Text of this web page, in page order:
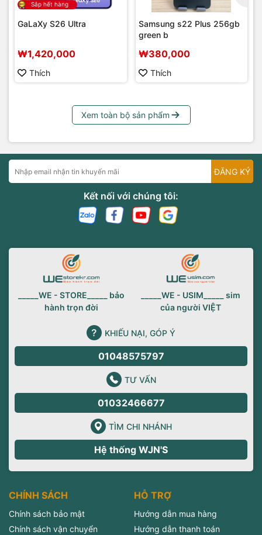
Sắp hết hàng
GaLaXy S26 Ultra
₩1,420,000
Thích
Samsung s22 Plus 256gb
green b
₩380,000
Thích
Xem toàn bộ sản phẩm
ĐĂNG KÝ
Kết nối với chúng tôi:
_____WE - STORE_____ bảo
hành trọn đời
_____WE - USIM_____ sim
của người VIỆT
KHIẾU NẠI, GÓP Ý
01048575797
TƯ VẤN
01032466677
TÌM CHI NHÁNH
Hệ thống WJN'S
CHÍNH SÁCH
Chính sách bảo mật
Chính sách vận chuyển
HỖ TRỢ
Hướng dẫn mua hàng
Hướng dẫn thanh toán